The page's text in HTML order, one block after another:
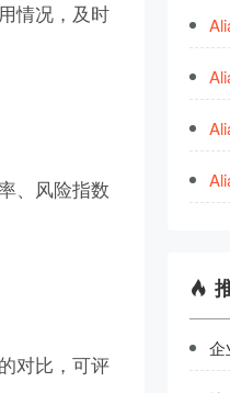
情况，及时
、风险指数
对比，可评
企